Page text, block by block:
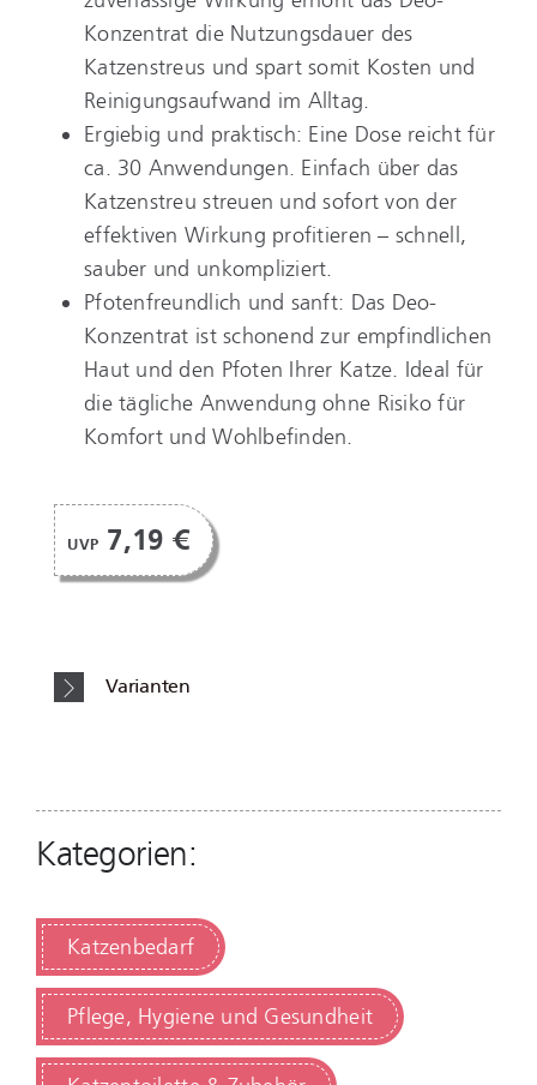
Konzentrat die Nutzungsdauer des
Katzenstreus und spart somit Kosten und
Reinigungsaufwand im Alltag.
Ergiebig und praktisch: Eine Dose reicht für
ca. 30 Anwendungen. Einfach über das
Katzenstreu streuen und sofort von der
effektiven Wirkung profitieren – schnell,
sauber und unkompliziert.
Pfotenfreundlich und sanft: Das Deo-
Konzentrat ist schonend zur empfindlichen
Haut und den Pfoten Ihrer Katze. Ideal für
die tägliche Anwendung ohne Risiko für
Komfort und Wohlbefinden.
UVP 7,19 €
Varianten
Kategorien:
Katzenbedarf
Pflege, Hygiene und Gesundheit